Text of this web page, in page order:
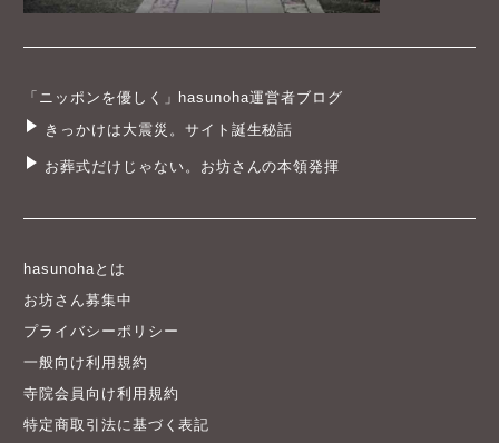
「ニッポンを優しく」hasunoha運営者ブログ
きっかけは大震災。サイト誕生秘話
お葬式だけじゃない。お坊さんの本領発揮
hasunohaとは
お坊さん募集中
プライバシーポリシー
一般向け利用規約
寺院会員向け利用規約
特定商取引法に基づく表記